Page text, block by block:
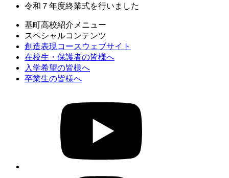
令和７年度終業式を行いました
基町高校紹介メニュー
スペシャルコンテンツ
創造表現コースウェブサイト
在校生・保護者の皆様へ
入学希望の皆様へ
卒業生の皆様へ